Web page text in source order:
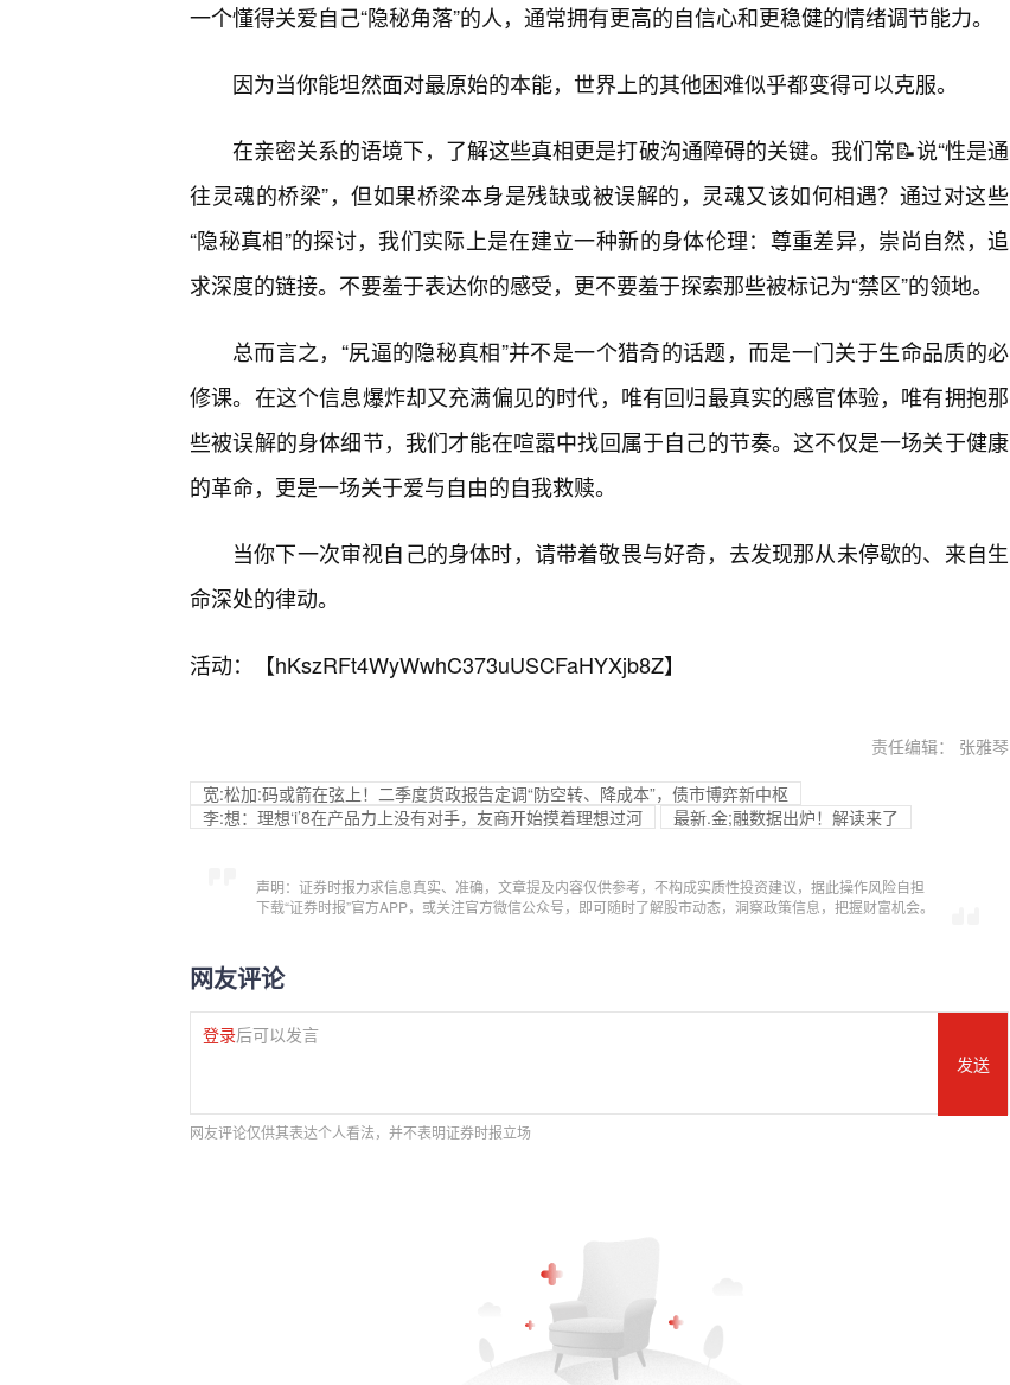
一个懂得关爱自己“隐秘角落”的人，通常拥有更高的自信心和更稳健的情绪调节能力。
因为当你能坦然面对最原始的本能，世界上的其他困难似乎都变得可以克服。
在亲密关系的语境下，了解这些真相更是打破沟通障碍的关键。我们常📝说“性是通
往灵魂的桥梁”，但如果桥梁本身是残缺或被误解的，灵魂又该如何相遇？通过对这些
“隐秘真相”的探讨，我们实际上是在建立一种新的身体伦理：尊重差异，崇尚自然，追
求深度的链接。不要羞于表达你的感受，更不要羞于探索那些被标记为“禁区”的领地。
总而言之，“尻逼的隐秘真相”并不是一个猎奇的话题，而是一门关于生命品质的必
修课。在这个信息爆炸却又充满偏见的时代，唯有回归最真实的感官体验，唯有拥抱那
些被误解的身体细节，我们才能在喧嚣中找回属于自己的节奏。这不仅是一场关于健康
的革命，更是一场关于爱与自由的自我救赎。
当你下一次审视自己的身体时，请带着敬畏与好奇，去发现那从未停歇的、来自生
命深处的律动。
活动：【hKszRFt4WyWwhC373uUSCFaHYXjb8Z】
责任编辑： 张雅琴
宽:松加:码或箭在弦上！二季度货政报告定调“防空转、降成本”，债市博弈新中枢
李:想：理想‘i’8在产品力上没有对手，友商开始摸着理想过河
最新.金;融数据出炉！解读来了
声明：证券时报力求信息真实、准确，文章提及内容仅供参考，不构成实质性投资建议，据此操作风险自担
下载“证券时报”官方APP，或关注官方微信公众号，即可随时了解股市动态，洞察政策信息，把握财富机会。
网友评论
登录后可以发言
发送
网友评论仅供其表达个人看法，并不表明证券时报立场